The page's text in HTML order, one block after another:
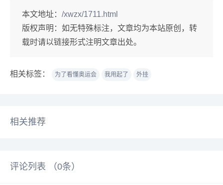
本文地址： /xwzx/1711.html
版权声明： 如无特殊标注，文章均为本站原创，转
载时请以链接形式注明文章出处。
相关标签： 为了看懂奥运会 我用起了 外挂
相关推荐
评论列表 （0条）